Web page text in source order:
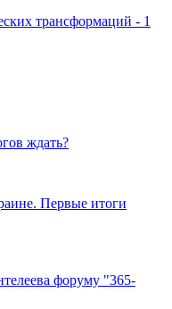
трансформаций - 1
ждать?
Первые итоги
форуму "365-